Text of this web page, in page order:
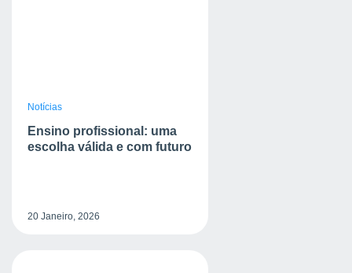
Notícias
20 Janeiro, 2026
Ensino profissional: uma
escolha válida e com futuro